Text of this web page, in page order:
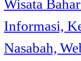
Wisata
Informasi,
Nasabah,